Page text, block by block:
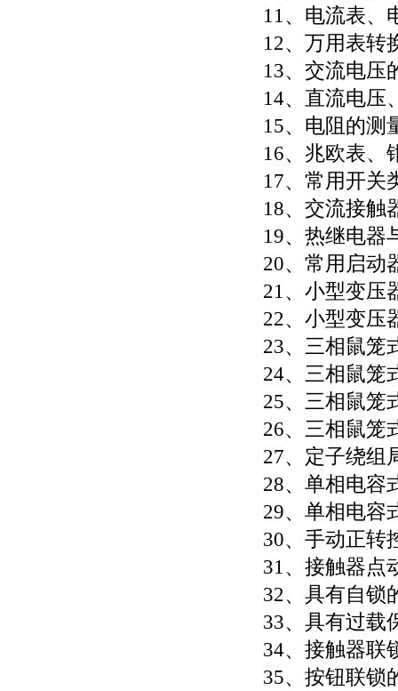
11、电流表、
12、万用表转
13、交流电压
14、直流电压
15、电阻的测
16、兆欧表、
17、常用开关
18、交流接触
19、热继电器
20、常用启动
21、小型变压
22、小型变压
23、三相鼠笼
24、三相鼠笼
25、三相鼠笼
26、三相鼠笼
27、定子绕组
28、单相电容
29、单相电容
30、手动正转
31、接触器点
32、具有自锁
33、具有过载
34、接触器联
35、按钮联锁